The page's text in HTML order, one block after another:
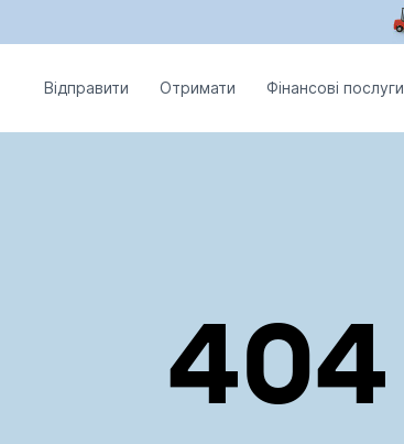
Відправити Отримати Фінансові послуги
404